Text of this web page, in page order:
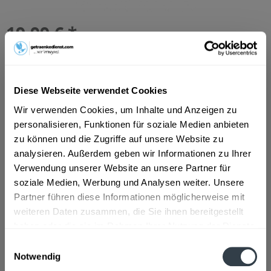
Diese Webseite verwendet Cookies
Wir verwenden Cookies, um Inhalte und Anzeigen zu
personalisieren, Funktionen für soziale Medien anbieten
zu können und die Zugriffe auf unsere Website zu
analysieren. Außerdem geben wir Informationen zu Ihrer
Verwendung unserer Website an unsere Partner für
soziale Medien, Werbung und Analysen weiter. Unsere
Partner führen diese Informationen möglicherweise mit
weiteren Daten zusammen, die Sie ihnen bereitgestellt
Notwendig
19,99 € *
Inhalt:10 Liter (2,00 € * / 1 Liter)
inkl. MwSt.
ggf. zzgl. Erschwerniszuschlag
MEHRWEG
+4,50 € Pfand
In den Warenkorb
Hinzugefügt
Artikel-Nr.: 11489
Beschreibung
"Der jahrhundertealten Brautradition von Mönchshof und
Zutaten und Allergene